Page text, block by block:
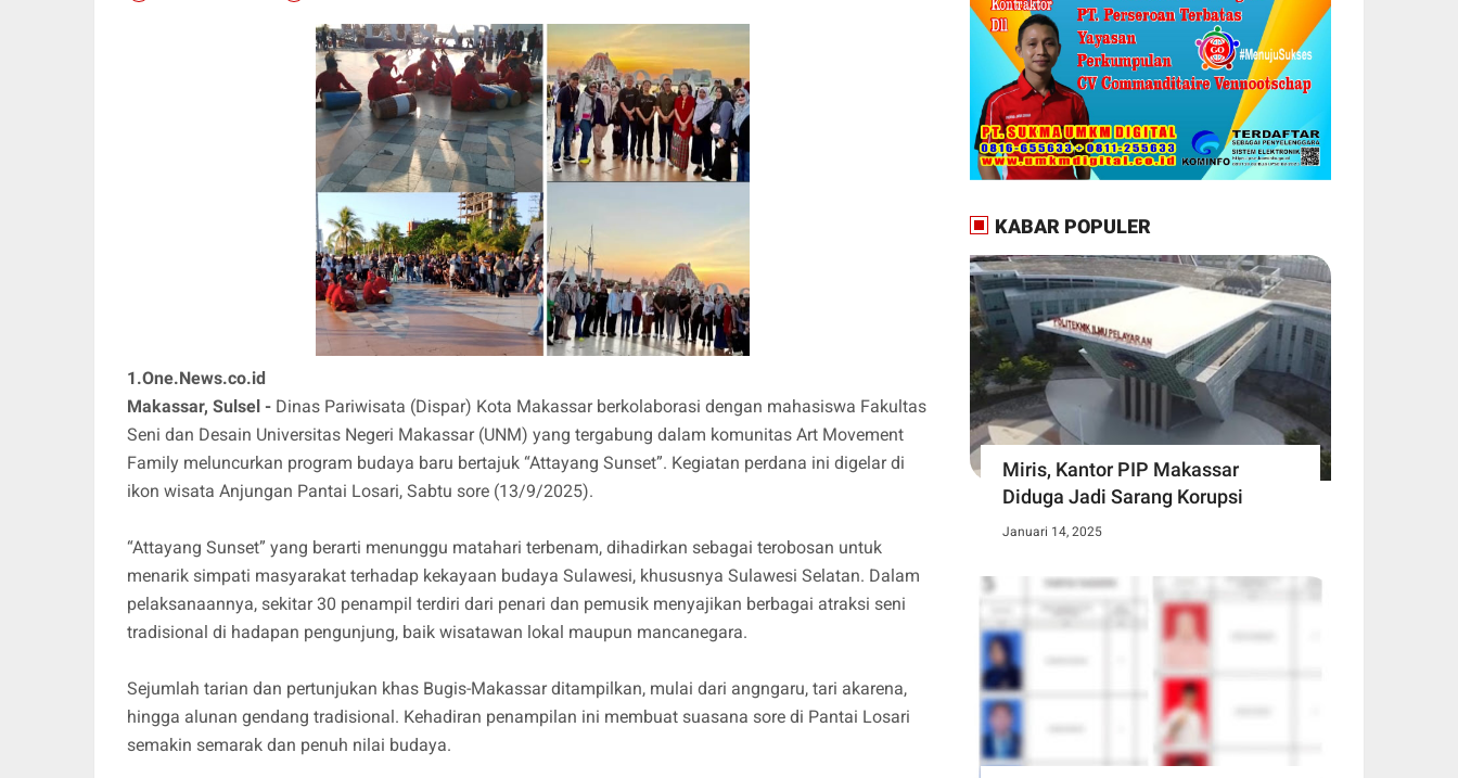
1.One.News.co.id
Makassar, Sulsel - Dinas Pariwisata (Dispar) Kota Makassar berkolaborasi dengan mahasiswa Fakultas
Seni dan Desain Universitas Negeri Makassar (UNM) yang tergabung dalam komunitas Art Movement
Family meluncurkan program budaya baru bertajuk “Attayang Sunset”. Kegiatan perdana ini digelar di
ikon wisata Anjungan Pantai Losari, Sabtu sore (13/9/2025).
“Attayang Sunset” yang berarti menunggu matahari terbenam, dihadirkan sebagai terobosan untuk
menarik simpati masyarakat terhadap kekayaan budaya Sulawesi, khususnya Sulawesi Selatan. Dalam
pelaksanaannya, sekitar 30 penampil terdiri dari penari dan pemusik menyajikan berbagai atraksi seni
tradisional di hadapan pengunjung, baik wisatawan lokal maupun mancanegara.
Sejumlah tarian dan pertunjukan khas Bugis-Makassar ditampilkan, mulai dari angngaru, tari akarena,
hingga alunan gendang tradisional. Kehadiran penampilan ini membuat suasana sore di Pantai Losari
semakin semarak dan penuh nilai budaya.
KABAR POPULER
Miris, Kantor PIP Makassar
Diduga Jadi Sarang Korupsi
Januari 14, 2025